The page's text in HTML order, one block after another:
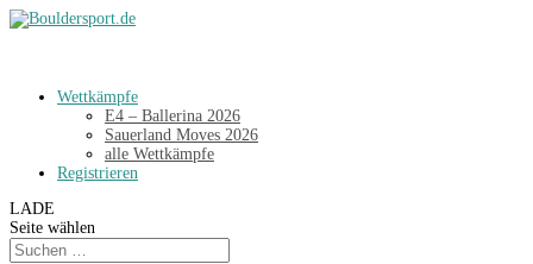
Wettkämpfe
E4 – Ballerina 2026
Sauerland Moves 2026
alle Wettkämpfe
Registrieren
LADE
Seite wählen